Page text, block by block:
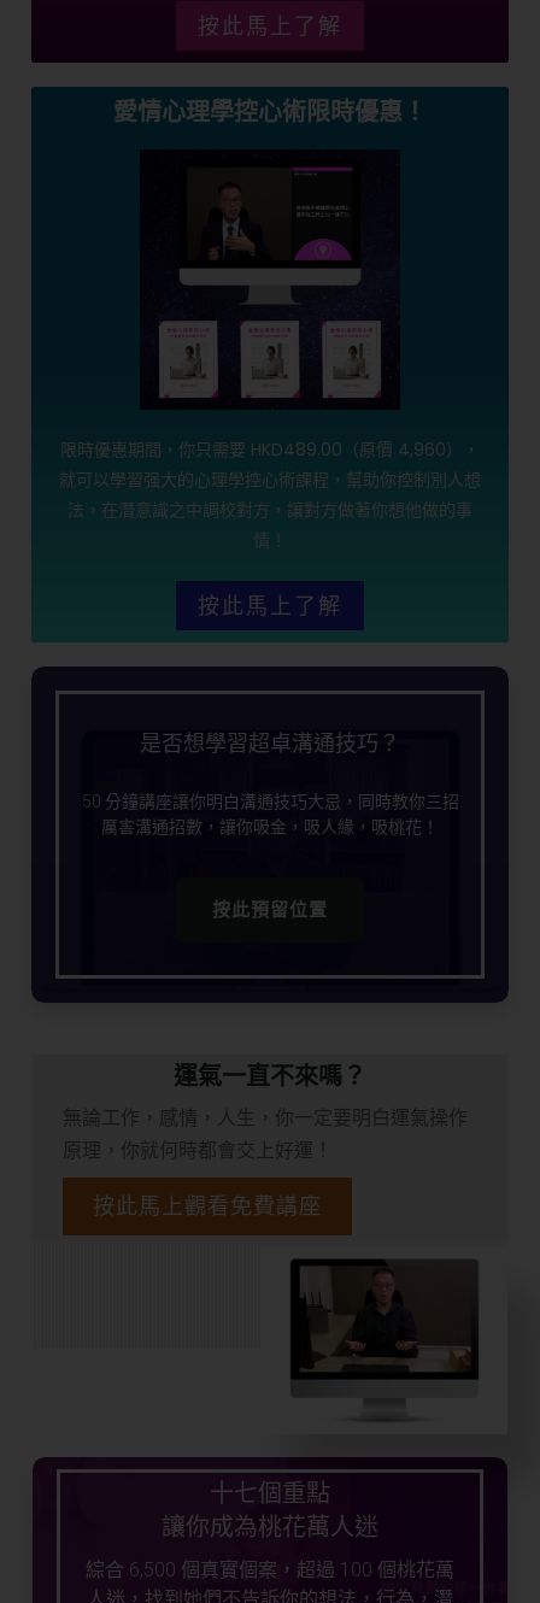
按此馬上了解
愛情心理學控心術限時優惠！
限時優惠期間，你只需要 HKD489.00（原價 4,960），
就可以學習强大的心理學控心術課程，幫助你控制別人想
法，在潛意識之中調校對方，讓對方做著你想他做的事
情！
按此馬上了解
是否想學習超卓溝通技巧？
50 分鐘講座讓你明白溝通技巧大忌，同時教你三招
厲害溝通招數，讓你吸金，吸人緣，吸桃花！
按此預留位置
運氣一直不來嗎？
無論工作，感情，人生，你一定要明白運氣操作
原理，你就何時都會交上好運！
按此馬上觀看免費講座
十七個重點
讓你成為桃花萬人迷
綜合 6,500 個真實個案，超過 100 個桃花萬